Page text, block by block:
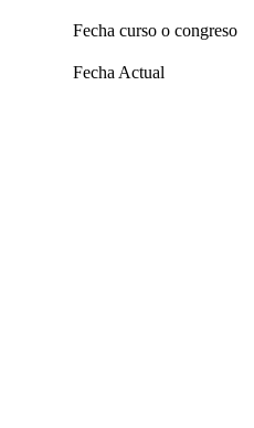
Fecha curso o congreso
Fecha Actual